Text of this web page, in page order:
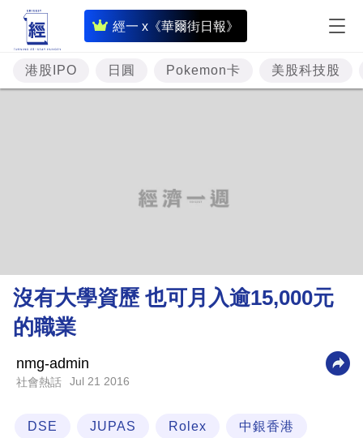
經一 x《華爾街日報》
即
時
財
經
理
財
科
港股IPO 日圓 Pokemon卡 美股科技股
沒有大學資歷 也可月入逾15,000元
的職業
nmg-admin
社會熱話 Jul 21 2016
DSE JUPAS Rolex 中銀香港